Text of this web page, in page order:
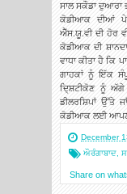
ਸਾਲ ਸਕੌਡਾ ਦੁਆਰਾ
ਕੋਡੀਆਕ ਦੀਆਂ
ਐੱਸ.ਯੂ.ਵੀ ਦੀ ਹੋਰ
ਕੋਡੀਆਕ ਦੀ
ਵਾਧਾ ਕੀਤਾ ਹੈ ਕਿ
ਗਾਹਕਾਂ ਨੂੰ ਇੱਕ
ਦਿ੍ਸ਼ਟੀਕੋਣ ਨੂੰ ਅੱਗੇ
ਡੀਲਰਸ਼ਿਪਾਂ ਉੱਤੇ
ਕੋਡੀਆਕ ਲਈ
December
ਔਰੰਗਾਬਾਦ,
Share on